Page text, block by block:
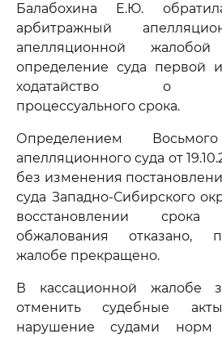
Балабохина Е.Ю.
арбитражный
апелляционной
определение суда первой
ходатайство о
процессуального срока.
Определением
апелляционного суда от
без изменения
суда Западно-Сибирского
восстановлении срока
обжалования отказано,
жалобе прекращено.
В кассационной жалобе
отменить судебные
нарушение судами норм